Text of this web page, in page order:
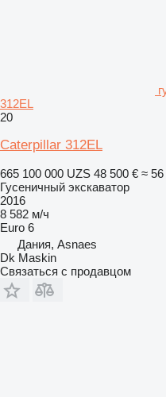
312EL
20
Caterpillar 312EL
665 100 000 UZS 48 500 € ≈
Гусеничный экскаватор
2016
8 582 м/ч
Euro 6
Дания, Asnaes
Dk Maskin
Связаться с продавцом